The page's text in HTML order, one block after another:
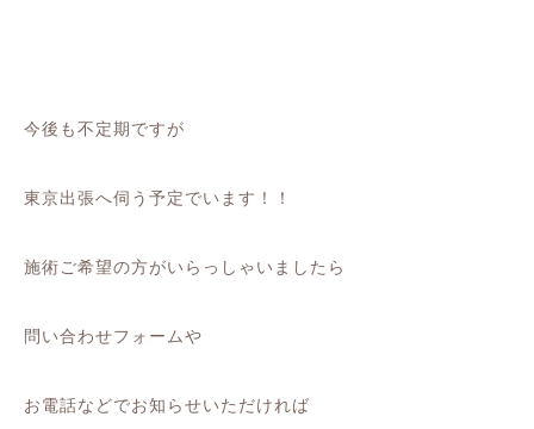
今後も不定期ですが
東京出張へ伺う予定でいます！！
施術ご希望の方がいらっしゃいましたら
問い合わせフォームや
お電話などでお知らせいただければ